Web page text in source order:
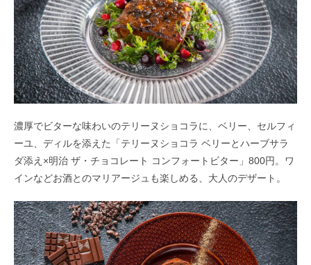
濃厚でビターな味わいのテリーヌショコラに、ベリー、セルフィ
ーユ、ディルを添えた「テリーヌショコラ ベリーとハーブサラ
ダ添え×明治 ザ・チョコレート コンフォートビター」800円。ワ
インなどお酒とのマリアージュも楽しめる、大人のデザート。